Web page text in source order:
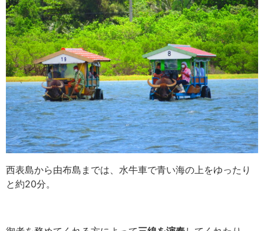
西表島から由布島までは、水牛車で青い海の上をゆったり
と約20分。